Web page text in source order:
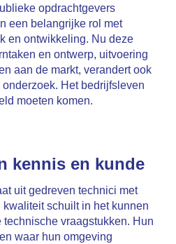
opdrachtgevers
een belangrijke rol met
en ontwikkeling. Nu deze
en ontwerp, uitvoering
aan de markt, verandert ook
Het bedrijfsleven
moeten komen.
kennis en kunde
uit gedreven technici met
kwaliteit schuilt in het kunnen
vraagstukken. Hun
waar hun omgeving